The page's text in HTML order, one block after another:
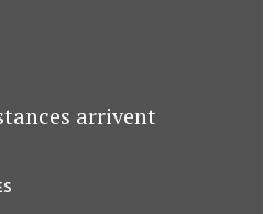
arrivent